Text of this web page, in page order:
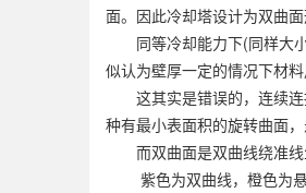
面。因此冷却塔设计为双曲面
同等冷却能力下(同样大小
似认为壁厚一定的情况下材
这其实是错误的，连续连
种有最小表面积的旋转曲面
而双曲面是双曲线绕准线
紫色为双曲线，橙色为